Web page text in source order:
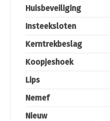
Huisbeveiliging
Insteeksloten
Kerntrekbeslag
Koopjeshoek
Lips
Nemef
Nieuw